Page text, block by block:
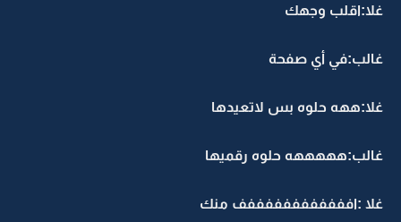
غلا:اقلب وجهك
غالب:في أي صفحة
غلا:ههه حلوه بس لاتعيدها
غالب:هههههه حلوه رقميها
غلا :اففففففففففففف منك